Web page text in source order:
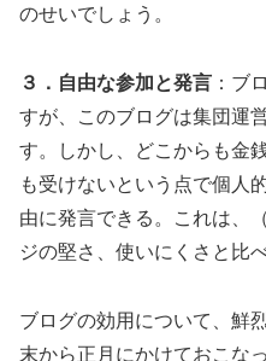
のせいでしょう。
３．自由な参加と発言 ：ブ
すが、このブログは集団運
す。しかし、どこからも金
も受けないという点で個人
由に発言できる。これは、
ジの堅さ、使いにくさと比
ブログの効用について、鮮
末から正月にかけておこな